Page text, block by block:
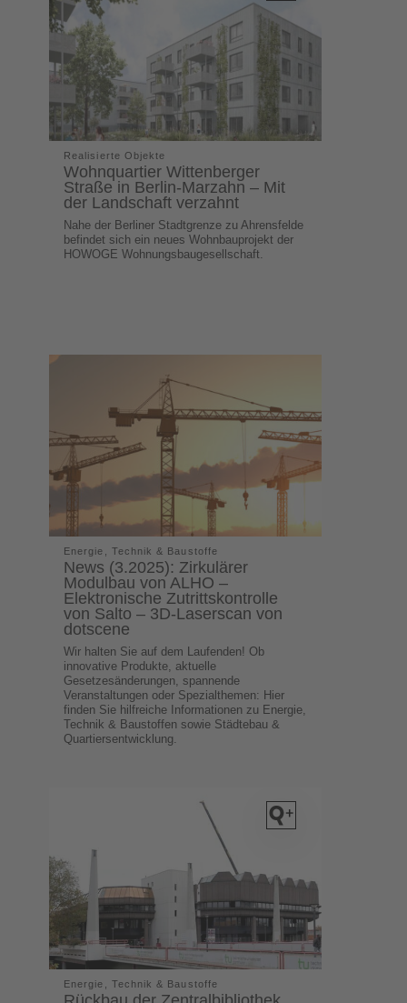
Realisierte Objekte
Wohnquartier Wittenberger
Straße in Berlin-Marzahn – Mit
der Landschaft verzahnt
Nahe der Berliner Stadtgrenze zu Ahrensfelde
befindet sich ein neues Wohnbauprojekt der
HOWOGE Wohnungsbaugesellschaft.
Energie, Technik & Baustoffe
News (3.2025): Zirkulärer
Modulbau von ALHO –
Elektronische Zutrittskontrolle
von Salto – 3D-Laserscan von
dotscene
Wir halten Sie auf dem Laufenden! Ob
innovative Produkte, aktuelle
Gesetzesänderungen, spannende
Veranstaltungen oder Spezialthemen: Hier
finden Sie hilfreiche Informationen zu Energie,
Technik & Baustoffen sowie Städtebau &
Quartiersentwicklung.
Energie, Technik & Baustoffe